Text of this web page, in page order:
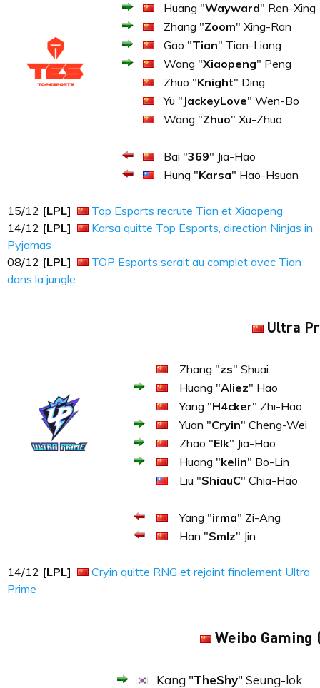
Huang "Wayward" Ren-Xing
Zhang "Zoom" Xing-Ran
Gao "Tian" Tian-Liang
Wang "Xiaopeng" Peng
Zhuo "Knight" Ding
Yu " JackeyLove" Wen-Bo
Wang "Zhuo" Xu-Zhuo
Bai "369" Jia-Hao
Hung "Karsa" Hao-Hsuan
15​​​/12 [LPL]
Top Esports recrute Tian et Xiaopeng
14​​​/12 [LPL]
Karsa quitte Top Esports, direction Ninjas in
Pyjamas
08​​​/12 [LPL]
TOP Esports serait au complet avec Tian
dans la jungle
Ultra
Zhang "zs" Shuai
Huang "Aliez" Hao
Yang "H4cker" Zhi-Hao
Yuan "Cryin" Cheng-Wei
Zhao "Elk" Jia-Hao
Huang "kelin" Bo-Lin
Liu "ShiauC" Chia-Hao
Yang "irma" Zi-Ang
Han "Smlz" Jin
14​​​/12 [LPL]
Cryin quitte RNG et rejoint finalement Ultra
Prime
Weibo Gaming
Kang "TheShy" Seung-lok